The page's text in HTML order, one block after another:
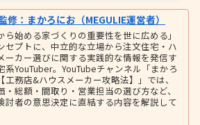
修：まかろにお（MEGULIE運営者）
ら始める家づくりの重要性を世に広める」
セプトに、中立的な立場から注文住宅・ハ
ーカー選びに関する実践的な情報を発信す
系YouTuber。YouTubeチャンネル「まかろ
工務店&ハウスメーカー攻略法】」では、
・総額・間取り・営業担当の選び方など、
討者の意思決定に直結する内容を解説して